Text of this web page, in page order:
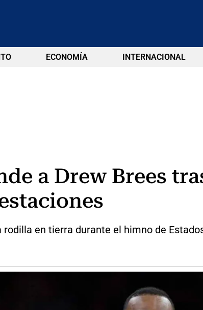
ECONOMÍA INTERNACIONAL
a Drew Brees
en tierra durante el himno de